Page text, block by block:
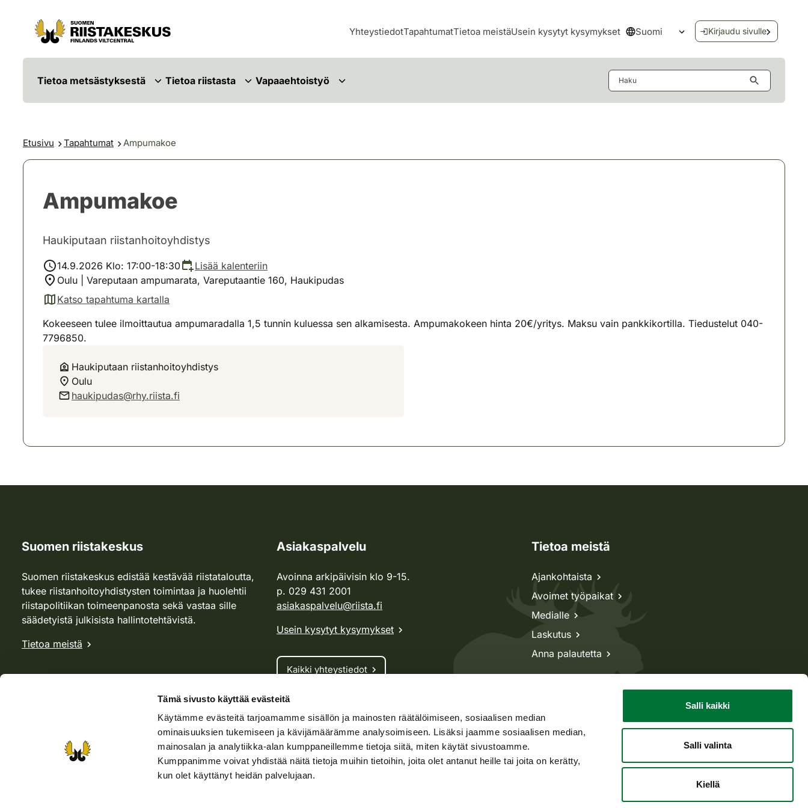
Tämä sivusto käyttää evästeitä
Käytämme evästeitä tarjoamamme sisällön ja mainosten räätälöimiseen, sosiaalisen median
ominaisuuksien tukemiseen ja kävijämäärämme analysoimiseen. Lisäksi jaamme sosiaalisen median,
mainosalan ja analytiikka-alan kumppaneillemme tietoja siitä, miten käytät sivustoamme.
Kumppanimme voivat yhdistää näitä tietoja muihin tietoihin, joita olet antanut heille tai joita on kerätty,
kun olet käyttänyt heidän palvelujaan.
Salli kaikki
Salli valinta
Kiellä
Siirry sisältöön
Siirry sivustokarttaan
YhteystiedotTapahtumatTietoa meistäUsein kysytyt kysymykset Suomi
Avaa kielivalikko
Kirjaudu sivulle
Tietoa metsästyksestä Tietoa riistasta Vapaaehtoistyö
Etusivu Tapahtumat Ampumakoe
Ampumakoe
Haukiputaan riistanhoitoyhdistys
14.9.2026 Klo: 17:00-18:30
Lisää kalenteriin
Oulu | Vareputaan ampumarata, Vareputaantie 160, Haukipudas
Katso tapahtuma kartalla
(avautuu uuteen välilehteen)
Kokeeseen tulee ilmoittautua ampumaradalla 1,5 tunnin kuluessa sen alkamisesta. Ampumakokeen hinta 20€/yritys. Maksu vain pankkikortilla. Tiedustelut 040-
7796850.
Haukiputaan riistanhoitoyhdistys
Oulu
haukipudas@rhy.riista.fi
Suomen riistakeskus
Suomen riistakeskus edistää kestävää riistataloutta,
tukee riistanhoitoyhdistysten toimintaa ja huolehtii
riistapolitiikan toimeenpanosta sekä vastaa sille
säädetyistä julkisista hallintotehtävistä.
Tietoa meistä
Asiakaspalvelu
Avoinna arkipäivisin klo 9-15.
p. 029 431 2001
asiakaspalvelu@riista.fi
Usein kysytyt kysymykset
Kaikki yhteystiedot
Metsästyskortti-asiat
Oma riista -asiat
Lupa-asiat
Tietoa meistä
Ajankohtaista
Avoimet työpaikat
Medialle
Laskutus
Anna palautetta